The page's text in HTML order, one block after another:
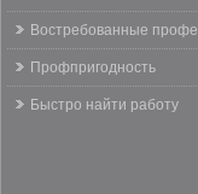
Востребованные
Профпригодность
Быстро найти работу